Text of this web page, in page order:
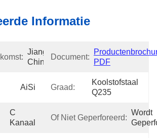
Informatie
Jiangsu,
China
Document:
PDF
AiSi Graad:
Koolstofstaal
Q235
C
Kanaal
Of Niet Geperforeerd:
Wordt